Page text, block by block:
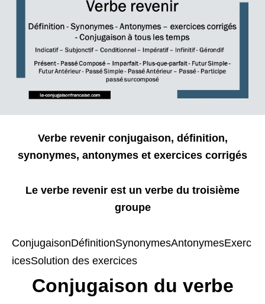
Verbe revenir conjugaison, définition,
synonymes, antonymes et exercices corrigés
Le verbe revenir est un verbe du troisième
groupe
ConjugaisonDéfinitionSynonymesAntonymesExerc
icesSolution des exercices
Conjugaison du verbe